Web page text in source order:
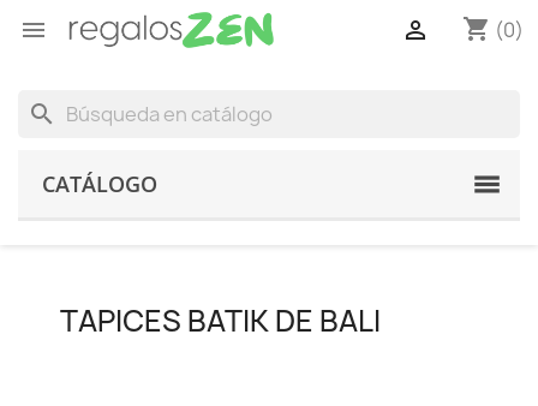
 shopping_cart (0)

search
CATÁLOGO
TAPICES BATIK DE BALI